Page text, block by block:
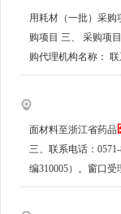
用耗材（一批）采购
购项目 三、 采购项
购代理机构名称：
面材料至浙江省药品
三、联系电话：
编310005）。窗口